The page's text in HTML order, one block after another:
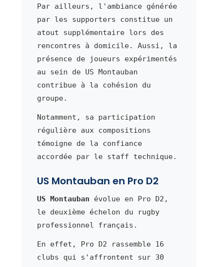
Par ailleurs, l'ambiance générée
par les supporters constitue un
atout supplémentaire lors des
rencontres à domicile. Aussi, la
présence de joueurs expérimentés
au sein de US Montauban
contribue à la cohésion du
groupe.
Notamment, sa participation
régulière aux compositions
témoigne de la confiance
accordée par le staff technique.
US Montauban en Pro D2
US Montauban évolue en Pro D2,
le deuxième échelon du rugby
professionnel français.
En effet, Pro D2 rassemble 16
clubs qui s'affrontent sur 30